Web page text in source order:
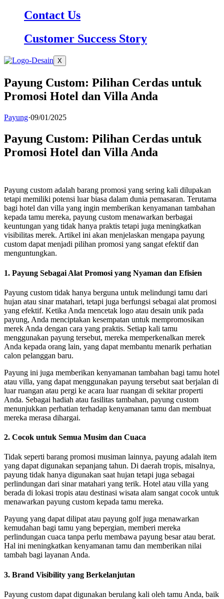
Contact Us
Customer Success Story
X
Payung Custom: Pilihan Cerdas untuk
Promosi Hotel dan Villa Anda
Payung·09/01/2025
Payung Custom: Pilihan Cerdas untuk
Promosi Hotel dan Villa Anda
Payung custom adalah barang promosi yang sering kali dilupakan
tetapi memiliki potensi luar biasa dalam dunia pemasaran. Terutama
bagi hotel dan villa yang ingin memberikan kenyamanan tambahan
kepada tamu mereka, payung custom menawarkan berbagai
keuntungan yang tidak hanya praktis tetapi juga meningkatkan
visibilitas merek. Artikel ini akan menjelaskan mengapa payung
custom dapat menjadi pilihan promosi yang sangat efektif dan
menguntungkan.
1. Payung Sebagai Alat Promosi yang Nyaman dan Efisien
Payung custom tidak hanya berguna untuk melindungi tamu dari
hujan atau sinar matahari, tetapi juga berfungsi sebagai alat promosi
yang efektif. Ketika Anda mencetak logo atau desain unik pada
payung, Anda menciptakan kesempatan untuk mempromosikan
merek Anda dengan cara yang praktis. Setiap kali tamu
menggunakan payung tersebut, mereka memperkenalkan merek
Anda kepada orang lain, yang dapat membantu menarik perhatian
calon pelanggan baru.
Payung ini juga memberikan kenyamanan tambahan bagi tamu hotel
atau villa, yang dapat menggunakan payung tersebut saat berjalan di
luar ruangan atau pergi ke acara luar ruangan di sekitar properti
Anda. Sebagai hadiah atau fasilitas tambahan, payung custom
menunjukkan perhatian terhadap kenyamanan tamu dan membuat
mereka merasa dihargai.
2. Cocok untuk Semua Musim dan Cuaca
Tidak seperti barang promosi musiman lainnya, payung adalah item
yang dapat digunakan sepanjang tahun. Di daerah tropis, misalnya,
payung tidak hanya digunakan saat hujan tetapi juga sebagai
perlindungan dari sinar matahari yang terik. Hotel atau villa yang
berada di lokasi tropis atau destinasi wisata alam sangat cocok untuk
menawarkan payung custom kepada tamu mereka.
Payung yang dapat dilipat atau payung golf juga menawarkan
kemudahan bagi tamu yang bepergian, memberi mereka
perlindungan cuaca tanpa perlu membawa payung besar atau berat.
Hal ini meningkatkan kenyamanan tamu dan memberikan nilai
tambah bagi layanan Anda.
3. Brand Visibility yang Berkelanjutan
Payung custom dapat digunakan berulang kali oleh tamu Anda, baik